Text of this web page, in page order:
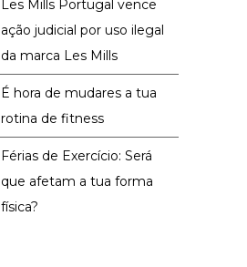
Les Mills Portugal vence
ação judicial por uso ilegal
da marca Les Mills
É hora de mudares a tua
rotina de fitness
Férias de Exercício: Será
que afetam a tua forma
física?